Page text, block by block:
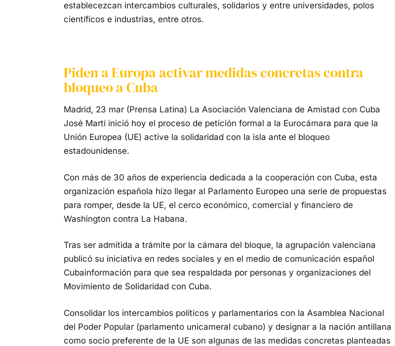
establecezcan intercambios culturales, solidarios y entre universidades, polos
científicos e industrias, entre otros.
Piden a Europa activar medidas concretas contra
bloqueo a Cuba
Madrid, 23 mar (Prensa Latina) La Asociación Valenciana de Amistad con Cuba
José Martí inició hoy el proceso de petición formal a la Eurocámara para que la
Unión Europea (UE) active la solidaridad con la isla ante el bloqueo
estadounidense.
Con más de 30 años de experiencia dedicada a la cooperación con Cuba, esta
organización española hizo llegar al Parlamento Europeo una serie de propuestas
para romper, desde la UE, el cerco económico, comercial y financiero de
Washington contra La Habana.
Tras ser admitida a trámite por la cámara del bloque, la agrupación valenciana
publicó su iniciativa en redes sociales y en el medio de comunicación español
Cubainformación para que sea respaldada por personas y organizaciones del
Movimiento de Solidaridad con Cuba.
Consolidar los intercambios políticos y parlamentarios con la Asamblea Nacional
del Poder Popular (parlamento unicameral cubano) y designar a la nación antillana
como socio preferente de la UE son algunas de las medidas concretas planteadas